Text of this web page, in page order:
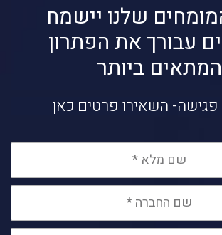
שלנו יישמח
עבורך את הפתרון
המתאים ביותר
פגישה- השאירו פרטים כאן